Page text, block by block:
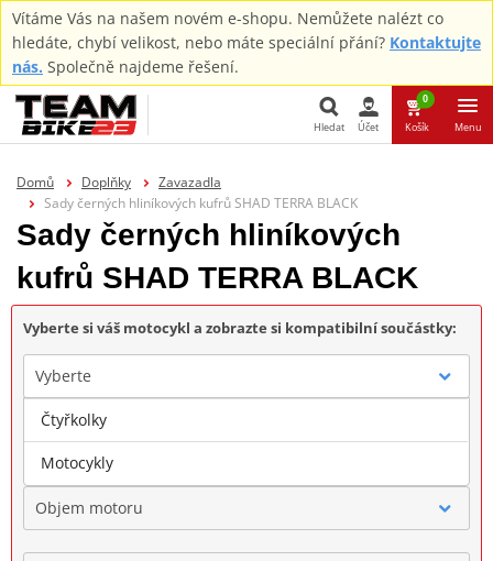
Vítáme Vás na našem novém e-shopu. Nemůžete nalézt co
hledáte, chybí velikost, nebo máte speciální přání? Kontaktujte
nás. Společně najdeme řešení.
Hledat Účet
0
Košík Menu
Domů Doplňky
Zavazadla
Sady černých hliníkových kufrů SHAD TERRA BLACK
Sady černých hliníkových
kufrů SHAD TERRA BLACK
Vyberte si váš motocykl a zobrazte si kompatibilní součástky:
Vyberte
Značka
Objem motoru
Čtyřkolky
Motocykly